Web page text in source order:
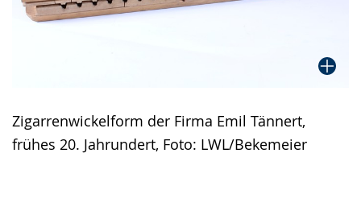
Zigarrenwickelform der Firma Emil Tännert,
frühes 20. Jahrundert, Foto: LWL/Bekemeier